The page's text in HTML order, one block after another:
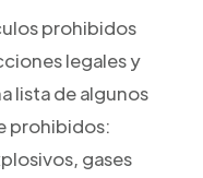
prohibidos
legales y
lista de algunos
prohibidos:
gases